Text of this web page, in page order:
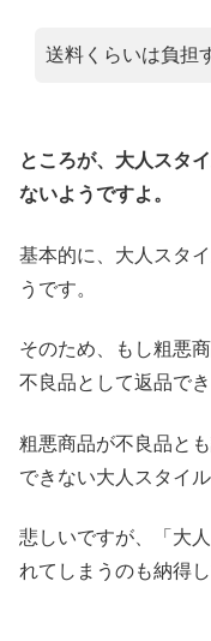
送料くらいは負担
ところが、大人スタ
ないようですよ。
基本的に、大人スタ
うです。
そのため、もし粗悪
不良品として返品で
粗悪商品が不良品と
できない大人スタイル
悲しいですが、「大
れてしまうのも納得